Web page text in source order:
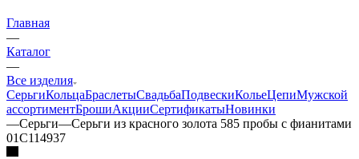
Главная
—
Каталог
—
Все изделия
СерьгиКольцаБраслетыСвадьбаПодвескиКольеЦепиМужской
ассортиментБрошиАкцииСертификатыНовинки
—Серьги—Серьги из красного золота 585 пробы с фианитами
01С114937